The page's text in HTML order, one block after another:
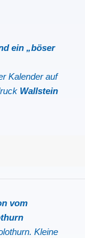
ein „böser
Kalender auf
Wallstein
vom
Kleine